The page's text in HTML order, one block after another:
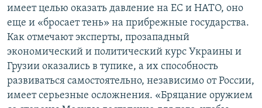
имеет целью оказать давление на ЕС и НАТО, оно
еще и «бросает тень» на прибрежные государства.
Как отмечают эксперты, прозападный
экономический и политический курс Украины и
Грузии оказались в тупике, а их способность
развиваться самостоятельно, независимо от России,
имеет серьезные осложнения. «Бряцание оружием